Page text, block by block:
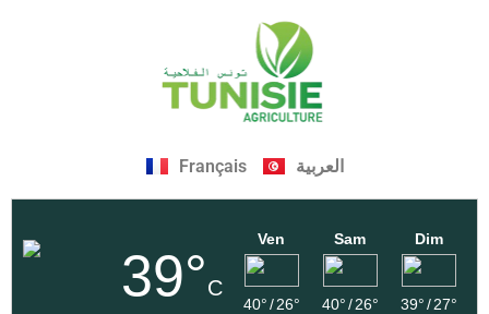
Français العربية
39°C
Ven
40°/ 26°
Sam
40°/ 26°
Dim
39°/ 27°